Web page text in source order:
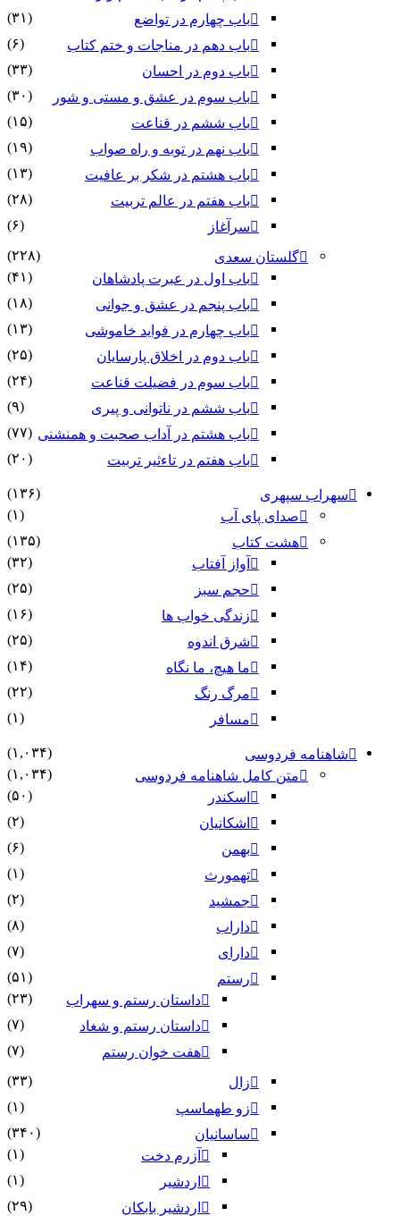
باب چهارم در تواضع
(۳۱)
باب دهم در مناجات و ختم کتاب
(۶)
باب دوم در احسان
(۳۳)
باب سوم در عشق و مستی و شور
(۳۰)
باب ششم در قناعت
(۱۵)
باب نهم در توبه و راه صواب
(۱۹)
باب هشتم در شکر بر عافیت
(۱۳)
باب هفتم در عالم تربیت
(۲۸)
سرآغاز
(۶)
گلستان سعدی
(۲۲۸)
باب اول در عبرت پادشاهان
(۴۱)
باب پنجم در عشق و جوانى
(۱۸)
باب چهارم در فواید خاموشى
(۱۳)
باب دوم در اخلاق پارسایان
(۲۵)
باب سوم در فضیلت قناعت
(۲۴)
باب ششم در ناتوانى و پیرى
(۹)
باب هشتم در آداب صحبت و همنشنى (۷۷)
باب هفتم در تاءثیر تربیت
(۲۰)
سهراب سپهری
(۱۳۶)
صدای پای آب
(۱)
هشت کتاب
(۱۳۵)
آواز آفتاب
(۳۲)
حجم سبز
(۲۵)
زندگی خواب ها
(۱۶)
شرق اندوه
(۲۵)
ما هیچ، ما نگاه
(۱۴)
مرگ رنگ
(۲۲)
مسافر
(۱)
شاهنامه فردوسی
(۱,۰۳۴)
متن کامل شاهنامه فردوسی
(۱,۰۳۴)
اسکندر
(۵۰)
اشکانیان
(۲)
بهمن
(۶)
تهمورث
(۱)
جمشید
(۲)
داراب
(۸)
دارای
(۷)
رستم
(۵۱)
داستان رستم و سهراب
(۲۳)
داستان رستم و شغاد
(۷)
هفت خوان رستم‏
(۷)
زال
(۳۳)
زو طهماسپ‏
(۱)
ساسانیان
(۳۴۰)
آزرم دخت
(۱)
اردشیر
(۱)
اردشیر بابکان
(۲۹)